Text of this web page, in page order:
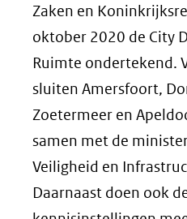
Zaken en
oktober 2020 de City
Ruimte ondertekend.
sluiten Amersfoort,
Zoetermeer en
samen met de
Veiligheid en
Daarnaast doen ook